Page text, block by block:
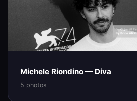
Michele Riondino — Diva
5 photos